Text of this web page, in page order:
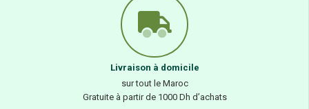
Livraison à domicile
sur tout le Maroc
Gratuite à partir de 1000 Dh d’achats